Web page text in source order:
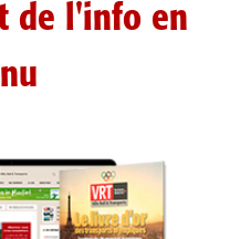
de l'info en